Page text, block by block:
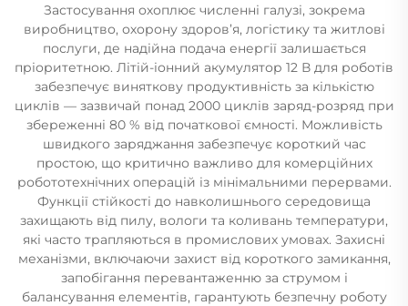
Застосування охоплює численні галузі, зокрема
виробництво, охорону здоров’я, логістику та житлові
послуги, де надійна подача енергії залишається
пріоритетною. Літій-іонний акумулятор 12 В для роботів
забезпечує виняткову продуктивність за кількістю
циклів — зазвичай понад 2000 циклів заряд-розряд при
збереженні 80 % від початкової ємності. Можливість
швидкого заряджання забезпечує короткий час
простою, що критично важливо для комерційних
робототехнічних операцій із мінімальними перервами.
Функції стійкості до навколишнього середовища
захищають від пилу, вологи та коливань температури,
які часто трапляються в промислових умовах. Захисні
механізми, включаючи захист від короткого замикання,
запобігання перевантаженню за струмом і
балансування елементів, гарантують безпечну роботу